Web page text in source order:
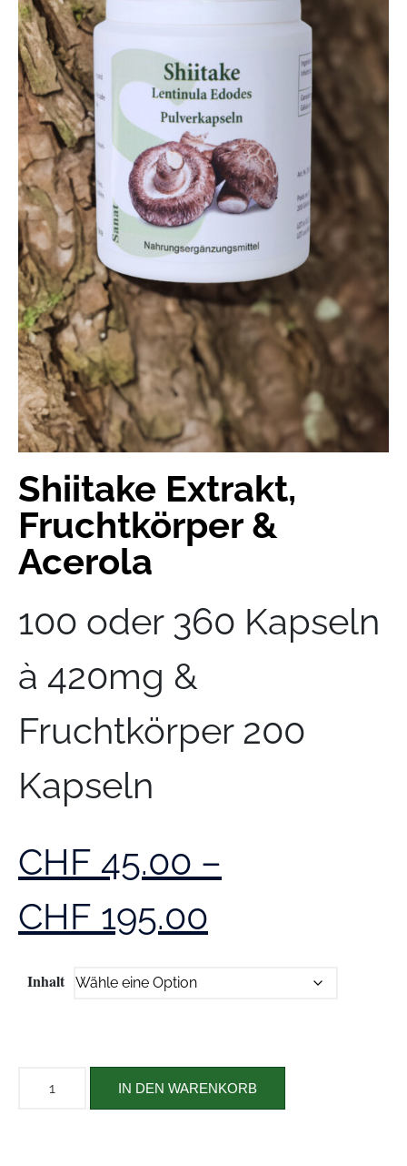
Shiitake Extrakt,
Fruchtkörper &
Acerola
100 oder 360 Kapseln
à 420mg &
Fruchtkörper 200
Kapseln
CHF 45.00 –
CHF 195.00
Inhalt
IN DEN WARENKORB